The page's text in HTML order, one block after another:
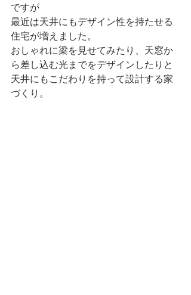
ですが
最近は天井にもデザイン性を持たせる
住宅が増えました。
おしゃれに梁を見せてみたり、天窓か
ら差し込む光までをデザインしたりと
天井にもこだわりを持って設計する家
づくり。